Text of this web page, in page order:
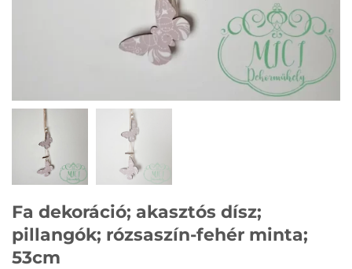
Fa dekoráció; akasztós dísz;
pillangók; rózsaszín-fehér minta;
53cm